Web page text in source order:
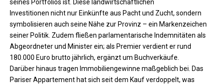
seines Portfolios ist. Diese landwirtschaftlichen
Investitionen nicht nur Einkünfte aus Pacht und Zucht, sondern
symbolisieren auch seine Nähe zur Provinz – ein Markenzeichen
seiner Politik. Zudem fließen parlamentarische Indemnitäten als
Abgeordneter und Minister ein; als Premier verdient er rund
180.000 Euro brutto jährlich, ergänzt um Buchverkäufe.
Darüber hinaus tragen Immobiliengewinne maßgeblich bei. Das
Pariser Appartement hat sich seit dem Kauf verdoppelt, was